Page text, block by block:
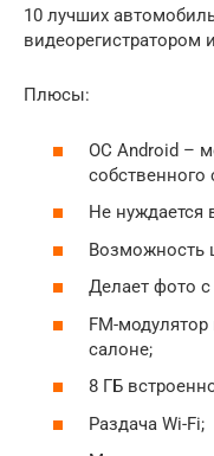
10 лучших
видеорегистратором
Плюсы:
ОС Android –
собственного
Не нуждается
Возможность
Делает фото
FM-
салоне;
8 ГБ
Раздача Wi-Fi;